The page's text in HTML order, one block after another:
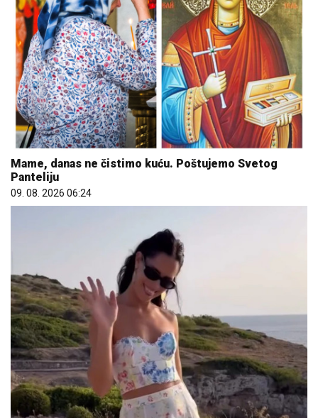
Mame, danas ne čistimo kuću. Poštujemo Svetog
Panteliju
09. 08. 2026 06:24